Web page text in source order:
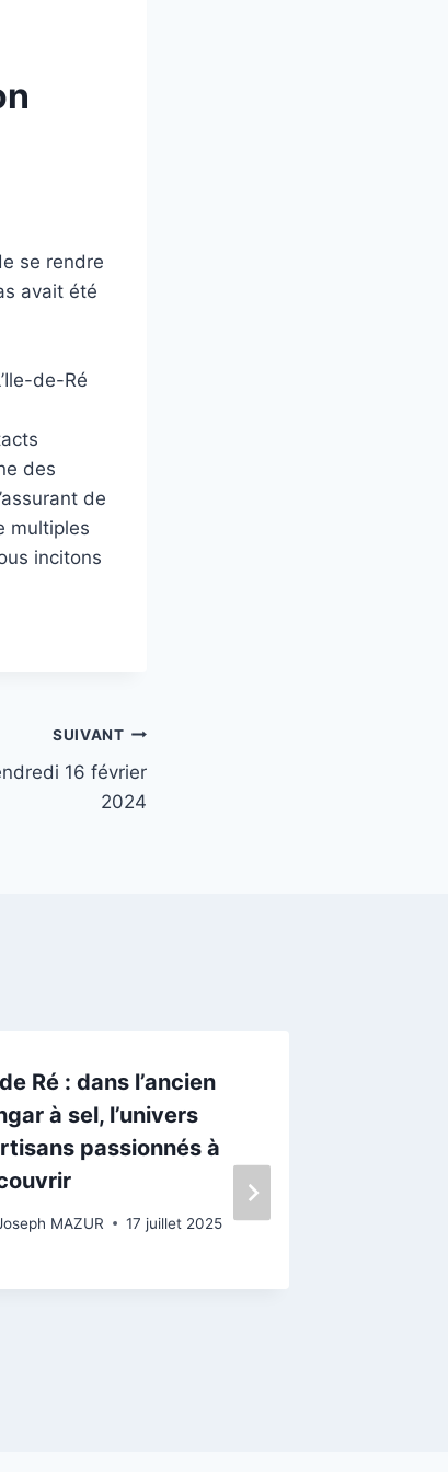
se rendre
avait été
de-Ré
des
de
multiples
incitons
SUIVANT
16 février
2024
Ré : dans l’ancien
à sel, l’univers
passionnés à
MAZUR 17 juillet 2025